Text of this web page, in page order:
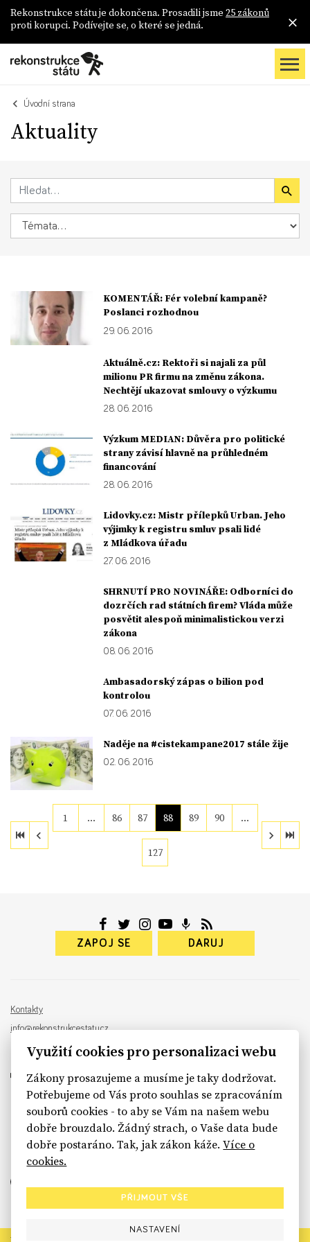
Rekonstrukce státu je dokončena. Prosadili jsme 25 zákonů
proti korupci. Podívejte se, o které se jedná.
Úvodní strana
Aktuality
KOMENTÁŘ: Fér volební kampaně?
Poslanci rozhodnou
29. 06. 2016
Aktuálně.cz: Rektoři si najali za půl
milionu PR firmu na změnu zákona.
Nechtějí ukazovat smlouvy o výzkumu
28. 06. 2016
Výzkum MEDIAN: Důvěra pro politické
strany závisí hlavně na průhledném
financování
28. 06. 2016
Lidovky.cz: Mistr přílepků Urban. Jeho
výjimky k registru smluv psali lidé
z Mládkova úřadu
27. 06. 2016
SHRNUTÍ PRO NOVINÁŘE: Odborníci do
dozrčích rad státních firem? Vláda může
posvětit alespoň minimalistickou verzi
zákona
08. 06. 2016
Ambasadorský zápas o bilion pod
kontrolou
07. 06. 2016
Naděje na #cistekampane2017 stále žije
02. 06. 2016
1 … 86 87 88 89 90 …
127
ZAPOJ SE DARUJ
Kontakty
info@rekonstrukcestatu.cz
Návrh a vývoj: Sinfin , ilustrace:
sinfin.digital
Využití cookies pro personalizaci webu
Zákony prosazujeme a musíme je taky dodržovat.
Potřebujeme od Vás proto souhlas se zpracováním
souborů cookies - to aby se Vám na našem webu
dobře brouzdalo. Žádný strach, o Vaše data bude
dobře postaráno. Tak, jak zákon káže.Více o
cookies.
PŘIJMOUT VŠE
NASTAVENÍ